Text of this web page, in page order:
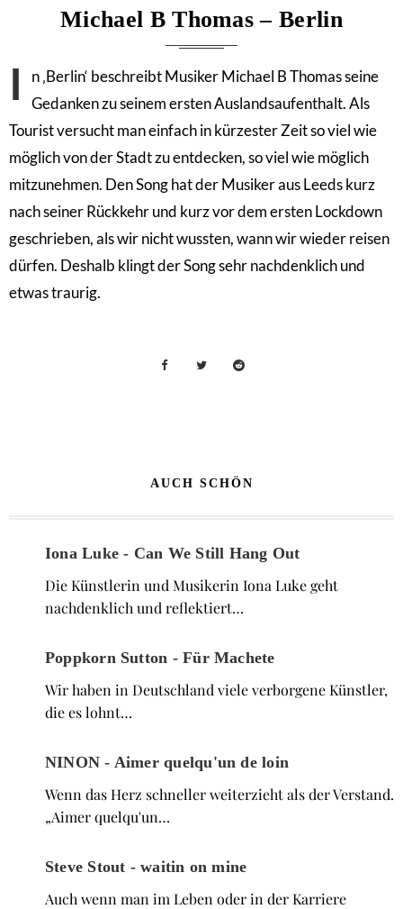
Michael B Thomas – Berlin
I
n ‚Berlin‘ beschreibt Musiker Michael B Thomas seine
Gedanken zu seinem ersten Auslandsaufenthalt. Als
Tourist versucht man einfach in kürzester Zeit so viel wie
möglich von der Stadt zu entdecken, so viel wie möglich
mitzunehmen. Den Song hat der Musiker aus Leeds kurz
nach seiner Rückkehr und kurz vor dem ersten Lockdown
geschrieben, als wir nicht wussten, wann wir wieder reisen
dürfen. Deshalb klingt der Song sehr nachdenklich und
etwas traurig.
AUCH SCHÖN
Iona Luke - Can We Still Hang Out
Die Künstlerin und Musikerin Iona Luke geht
nachdenklich und reflektiert…
Poppkorn Sutton - Für Machete
Wir haben in Deutschland viele verborgene Künstler,
die es lohnt…
NINON - Aimer quelqu'un de loin
Wenn das Herz schneller weiterzieht als der Verstand.
„Aimer quelqu'un…
Steve Stout - waitin on mine
Auch wenn man im Leben oder in der Karriere